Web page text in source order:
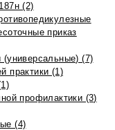
(2)
приказ
(7)
практики (1)
профилактики (3)
(4)